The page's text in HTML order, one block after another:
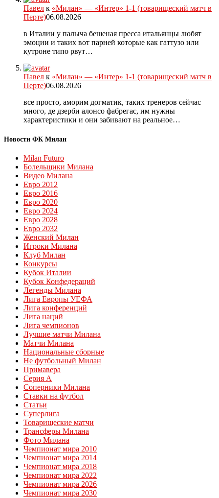
Павел к «Милан» — «Интер» 1-1 (товарищеский матч в
Перте)06.08.2026
в Италии у палыча бешеная пресса итальянцы любят
эмоции и таких вот парней которые как гаттузо или
кутроне типо рвут…
Павел к «Милан» — «Интер» 1-1 (товарищеский матч в
Перте)06.08.2026
все просто, аморим догматик, таких тренеров сейчас
много, де дзерби алонсо фабрегас, им нужны
характеристики и они забивают на реальное…
Новости ФК Милан
Milan Futuro
Болельщики Милана
Видео Милана
Евро 2012
Евро 2016
Евро 2020
Евро 2024
Евро 2028
Евро 2032
Женский Милан
Игроки Милана
Клуб Милан
Конкурсы
Кубок Италии
Кубок Конфедераций
Легенды Милана
Лига Европы УЕФА
Лига конференций
Лига наций
Лига чемпионов
Лучшие матчи Милана
Матчи Милана
Национальные сборные
Не футбольный Милан
Примавера
Серия А
Соперники Милана
Ставки на футбол
Статьи
Суперлига
Товарищеские матчи
Трансферы Милана
Фото Милана
Чемпионат мира 2010
Чемпионат мира 2014
Чемпионат мира 2018
Чемпионат мира 2022
Чемпионат мира 2026
Чемпионат мира 2030